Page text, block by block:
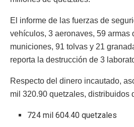
El informe de las fuerzas de
vehículos, 3 aeronaves, 59 armas
municiones, 91 tolvas y 21
reporta la destrucción de 3
Respecto del dinero incautado,
mil 320.90 quetzales, distribuidos
724 mil 604.40 quetzales